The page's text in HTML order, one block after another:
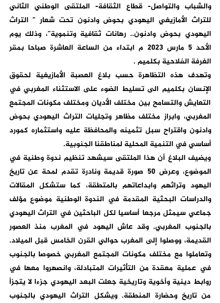
والشباب والتواصل- قطاع الثقافة- الملتقى الوطني الثاني
للتراث الأمازيغي اليهودي بحوض وادنون تحت شعار ” التراث
اليهودي بحوض وادنون.. رهانات ثقافية وتنموية”، وذلك يوم
الأحد 5 مارس 2023 م ابتداء من الساعة العاشرة صباحا بمقر
الغرفة الفلاحية بكلميم .
وتهدف هذه التظاهرة حسب بلاغ العصبة الأمازيغية لحقوق
الإنسان بكلميم الى تسليط الضوء على الاستثناء المغربي في
التعايش والتسامح بين مختلف الأديان ومختلف مكونات المجتمع
المغربي، وابراز مختلف مظاهر وتجليات التراث اليهودي بحوض
وادنون واقتراح سبل تثمينه والمحافظة عليه واستثماره كمورد
أساسي في التنمية المحلية لمناطقنا الجنوبية.
ويضيف البلاغ أن هذا الملتقى سيشهد تنظيم ندوة وطنية في
الموضوع، وعرض 50 صورة قديمة ونادرة تقدم لمحة عن تاريخ
اليهود وتراثهم وابداعاتهم بالمتطقة، كما ستشكل المقالات
والدراسات البحثية المقدمة في الندوة الوطنية موضوع مؤلف
جماعي سيمثل مرجعا أساسيا لكل الباحثين في التراث اليهودي
بالجنوب المغربي. وقد عاش اليهود في المغرب منذ العصور
القديمة، ووصلوا إلى المغرب حوالي القرن الخامس قبل الميلاد.
وتعاملوا مع مختلف مكونات المجتمع المغربي خصوصا بالجنوب
في عملية معقدة من التأثيرات المتبادلة، وانصهروا معها في
روابط دينية وأخوية وتاريخية جعلت البعد اليهودي جزءا لا يتجزأ
من تاريخ وحضارة المنطقة. ويشكل التراث اليهودي بالجنوب